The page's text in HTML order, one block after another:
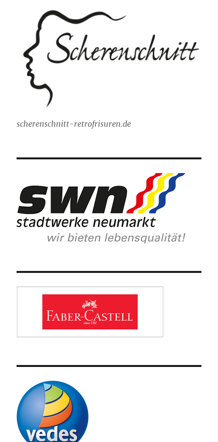
scherenschnitt-retrofrisuren.de